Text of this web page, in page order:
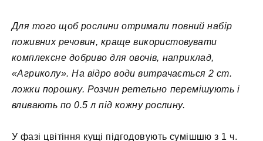
Для того щоб рослини отримали повний набір
поживних речовин, краще використовувати
комплексне добриво для овочів, наприклад,
«Агриколу». На відро води витрачається 2 ст.
ложки порошку. Розчин ретельно перемішують і
вливають по 0.5 л під кожну рослину.
У фазі цвітіння кущі підгодовують сумішшю з 1 ч.